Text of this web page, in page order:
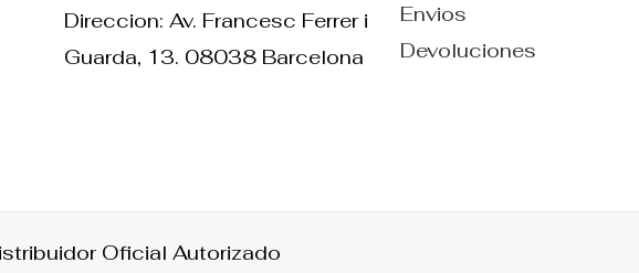
Direccion: Av. Francesc Ferrer i
Guarda, 13. 08038 Barcelona
Envios
Devoluciones
Oficial Autorizado